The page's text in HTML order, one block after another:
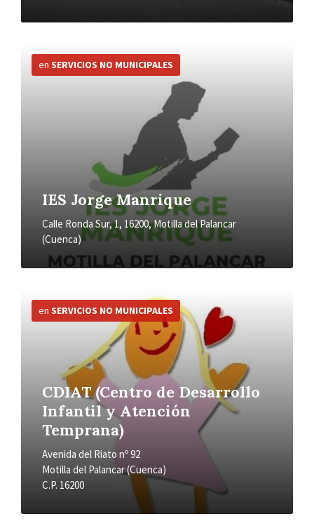
IES Jorge Manrique
Calle Ronda Sur, 1, 16200, Motilla del Palancar
(Cuenca)
en SERVICIOS NO MUNICIPALES
información
CDIAT (Centro de Desarrollo
Infantil y Atención
Temprana)
Avenida del Riato nº 92
Motilla del Palancar (Cuenca)
C.P. 16200
en SERVICIOS NO MUNICIPALES
información